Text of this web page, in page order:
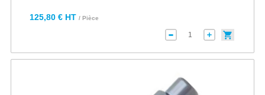
125,80 € HT / Pièce